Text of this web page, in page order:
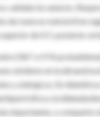
señalan los autores.
de reserva contráctil en
superior de ICC posterior al
DBT e HTA
similares en la
y sinérgicos. En
hipertrófica y la dilatada/
importantes, y comparte